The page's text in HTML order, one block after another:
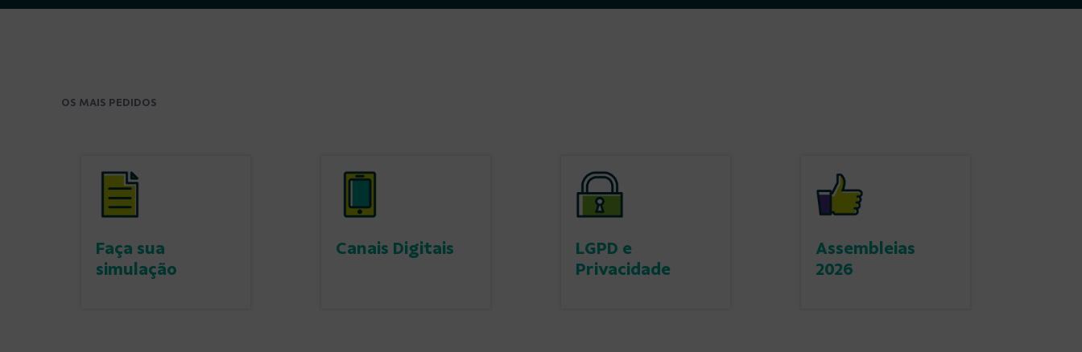
OS MAIS PEDIDOS
Faça sua
simulação
Canais Digitais
LGPD e
Privacidade
Assembleias
2026